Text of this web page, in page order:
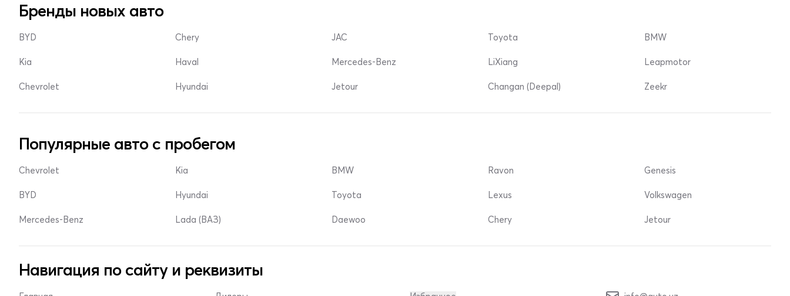
Бренды новых авто
BYD
Kia
Chevrolet
Chery
Haval
Hyundai
JAC
Mercedes-Benz
Jetour
Toyota
LiXiang
Changan (Deepal)
BMW
Leapmotor
Zeekr
Популярные авто с пробегом
Chevrolet
BYD
Mercedes-Benz
Kia
Hyundai
Lada (ВАЗ)
BMW
Toyota
Daewoo
Ravon
Lexus
Chery
Genesis
Volkswagen
Jetour
Навигация по сайту и реквизиты